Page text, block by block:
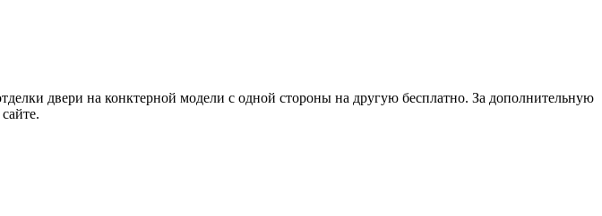
двери на конктерной модели с одной стороны на другую бесплатно. За дополнительную